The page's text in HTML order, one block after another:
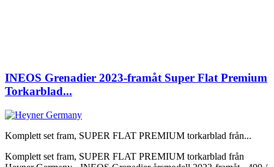
INEOS Grenadier 2023-framåt Super Flat Premium
Torkarblad...
Komplett set fram, SUPER FLAT PREMIUM torkarblad från...
Komplett set fram, SUPER FLAT PREMIUM torkarblad från